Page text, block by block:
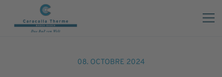
08. OCTOBRE 2024